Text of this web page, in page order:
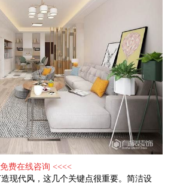
费在线咨询 <<<<
代风，这几个关键点很重要。简洁设